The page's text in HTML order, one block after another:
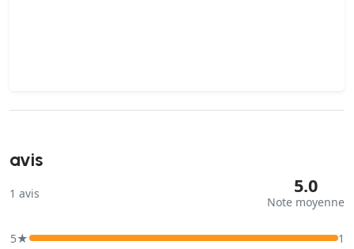
avis
1 avis 5.0
Note moyenne
5★
1